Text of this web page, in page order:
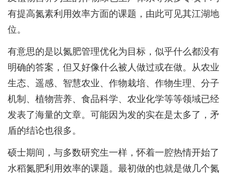
有提高氮素利用效率方面的课题，由此可见其江湖地
位。
有意思的是以氮肥管理优化为目标，似乎什么都没有
明确的答案，但又好像什么被人做过或在做。从农业
生态、遥感、智慧农业、作物栽培、作物生理、分子
机制、植物营养、食品科学、农业化学等等领域已经
发表了海量的文章。可能因为发的实在是太多了，矛
盾的结论也很多。
硕士期间，与多数研究生一样，怀着一腔热情开始了
水稻氮肥利用效率的课题。最初做的也就是做几个氮